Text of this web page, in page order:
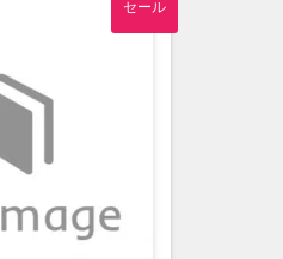
セール